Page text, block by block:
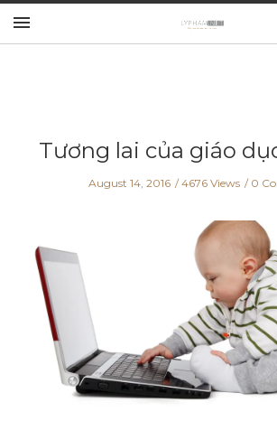
Tương lai của giáo
August 14, 2016 4676 Views 0